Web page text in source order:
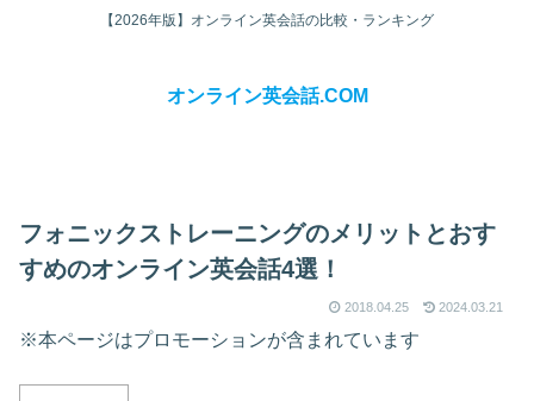
【2026年版】オンライン英会話の比較・ランキング
オンライン英会話.COM
フォニックストレーニングのメリットとおす
すめのオンライン英会話4選！
2018.04.25 2024.03.21
※本ページはプロモーションが含まれています